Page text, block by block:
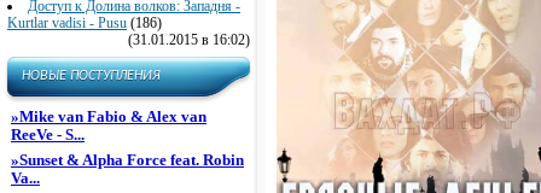
Доступ к Долина волков: Западня -
Kurtlar vadisi - Pusu (186)
(31.01.2015 в 16:02)
НОВЫЕ ПОСТУПЛЕНИЯ
»Mike van Fabio & Alex van
ReeVe - S...
»Sunset & Alpha Force feat. Robin
Va...